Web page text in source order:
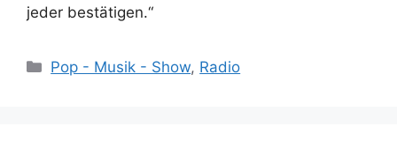
jeder bestätigen.“
Kategorien
Pop - Musik - Show, Radio